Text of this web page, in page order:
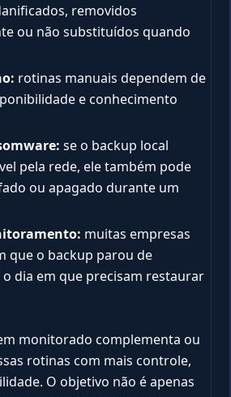
removidos
ou não substituídos quando
rotinas manuais dependem de
e conhecimento
se o backup local
pela rede, ele também pode
ou apagado durante um
muitas empresas
que o backup parou de
dia em que precisam restaurar
monitorado complementa ou
rotinas com mais controle,
O objetivo não é apenas